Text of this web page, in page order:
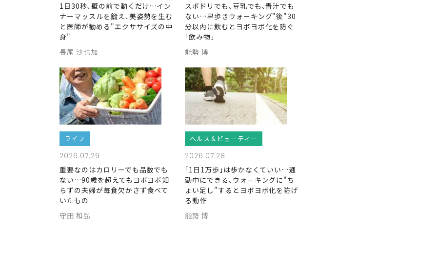
1日30秒､壁の前で動くだけ…イン
ナーマッスルを鍛え､美姿勢を生む
と医師が勧める"エクササイズの中
身"
長尾 沙也加
スポドリでも､豆乳でも､青汁でも
ない…早歩きウォーキング"後"30
分以内に飲むとヨボヨボ化を防ぐ
｢飲み物｣
能勢 博
ライフ
2026.07.29
重要なのはカロリーでも品数でも
ない…90歳を超えてもヨボヨボ知
らずの夫婦が毎食欠かさず食べて
いたもの
守田 和弘
ヘルス＆ビューティー
2026.07.28
｢1日1万歩｣は歩かなくていい…通
勤中にできる､ウォーキングに"ち
ょい足し"するとヨボヨボ化を防げ
る動作
能勢 博